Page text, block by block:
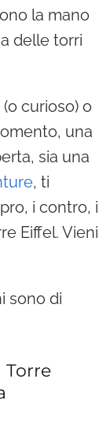
la mano
delle torri
curioso) o
una
sia una
, ti
i contro, i
Eiffel. Vieni
sono di
Torre